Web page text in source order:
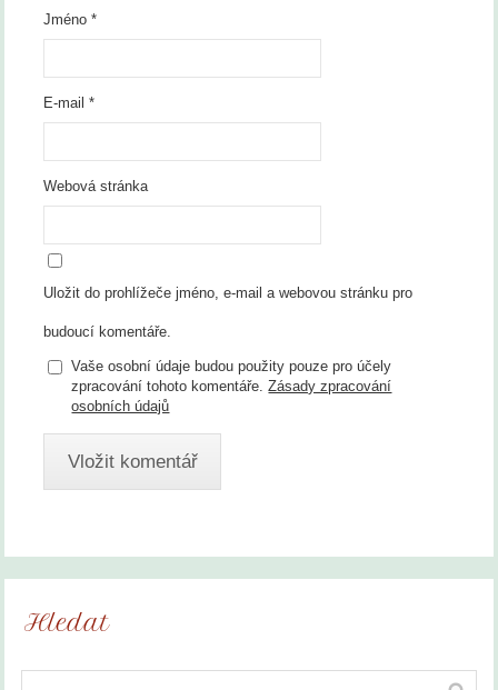
Jméno*
E-mail*
Webová stránka
Uložit do prohlížeče jméno, e-mail a webovou stránku pro
budoucí komentáře.
Vaše osobní údaje budou použity pouze pro účely
zpracování tohoto komentáře. Zásady zpracování
osobních údajů
Hledat